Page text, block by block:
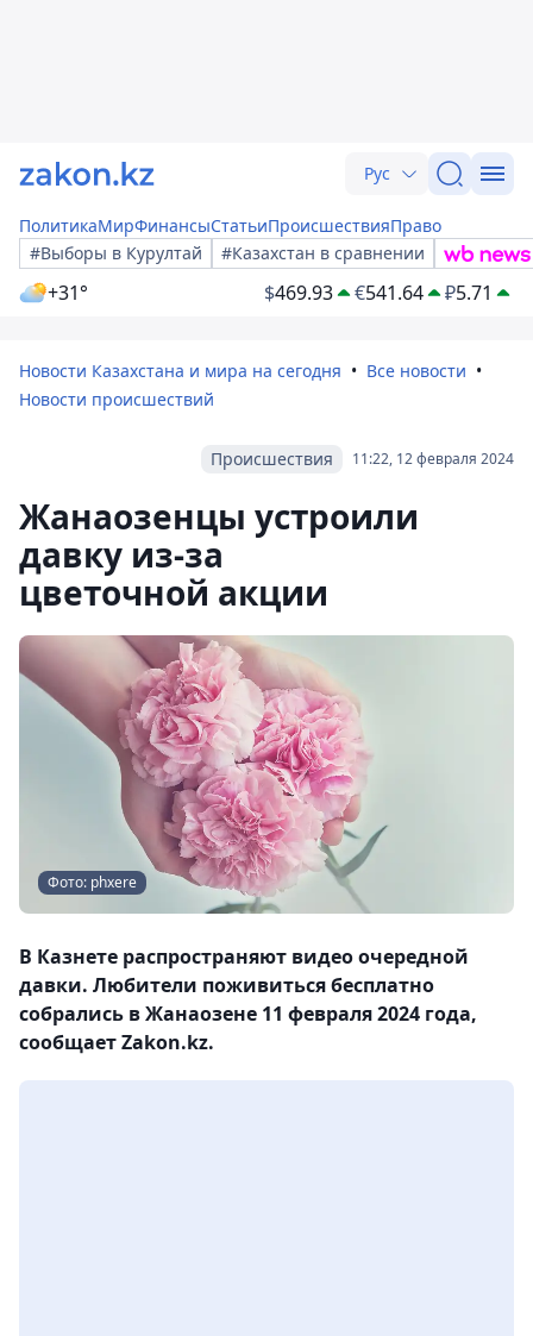
Рус
ПолитикаМирФинансыСтатьиПроисшествияПраво
#Выборы в Курултай
#Казахстан в сравнении
+31° $469.93 €541.64 ₽5.71
Новости Казахстана и мира на сегодня
Все новости
Новости происшествий
11:22, 12 февраля 2024
Происшествия
Жанаозенцы устроили
давку из-за
цветочной акции
Фото: phxere
В Казнете распространяют видео очередной
давки. Любители поживиться бесплатно
собрались в Жанаозене 11 февраля 2024 года,
сообщает Zakon.kz.